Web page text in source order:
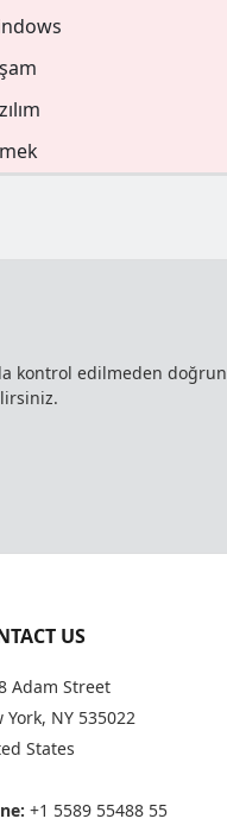
kontrol edilmeden doğrun
US
Adam Street
York, NY 535022
States
+1 5589 55488 55